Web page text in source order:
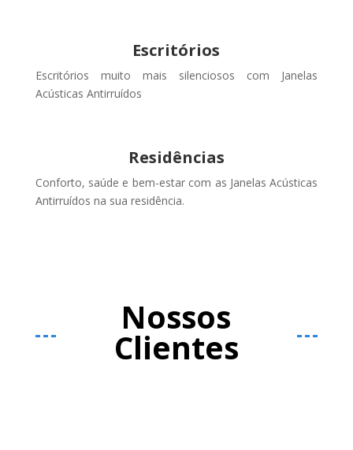
Escritórios
Escritórios muito mais silenciosos com Janelas
Acústicas Antirruídos
Residências
Conforto, saúde e bem-estar com as Janelas Acústicas
Antirruídos na sua residência.
Nossos
Clientes